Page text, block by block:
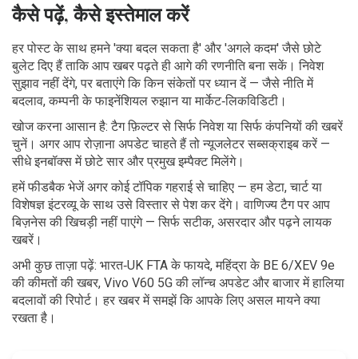
कैसे पढ़ें, कैसे इस्तेमाल करें
हर पोस्ट के साथ हमने 'क्या बदल सकता है' और 'अगले कदम' जैसे छोटे
बुलेट दिए हैं ताकि आप खबर पढ़ते ही आगे की रणनीति बना सकें। निवेश
सुझाव नहीं देंगे, पर बताएंगे कि किन संकेतों पर ध्यान दें — जैसे नीति में
बदलाव, कम्पनी के फाइनेंशियल रुझान या मार्केट‑लिकविडिटी।
खोज करना आसान है: टैग फ़िल्टर से सिर्फ निवेश या सिर्फ कंपनियों की खबरें
चुनें। अगर आप रोज़ाना अपडेट चाहते हैं तो न्यूजलेटर सब्सक्राइब करें —
सीधे इनबॉक्स में छोटे सार और प्रमुख इम्पैक्ट मिलेंगे।
हमें फीडबैक भेजें अगर कोई टॉपिक गहराई से चाहिए — हम डेटा, चार्ट या
विशेषज्ञ इंटरव्यू के साथ उसे विस्तार से पेश कर देंगे। वाणिज्य टैग पर आप
बिज़नेस की खिचड़ी नहीं पाएंगे — सिर्फ सटीक, असरदार और पढ़ने लायक
खबरें।
अभी कुछ ताज़ा पढ़ें: भारत‑UK FTA के फायदे, महिंद्रा के BE 6/XEV 9e
की कीमतों की खबर, Vivo V60 5G की लॉन्च अपडेट और बाजार में हालिया
बदलावों की रिपोर्ट। हर खबर में समझें कि आपके लिए असल मायने क्या
रखता है।